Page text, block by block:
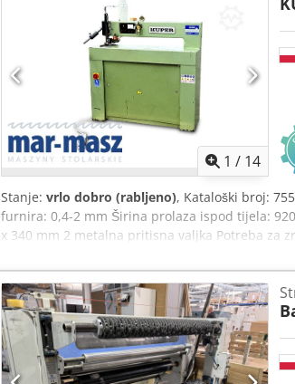
1 / 14
Stanje: vrlo dobro (rabljeno), Kataloški broj:
furnira: 0,4-2 mm Širina prolaza ispod tijela:
x 340 mm 2 metalna pritisna valjka Potreba za
metalna pogonska valjka Motor: 0,55 kW
Njemačka proizvodnja – Nefarbano – DTR
cijena: 6.900 PLN Neto cijena: 1.640 EUR po